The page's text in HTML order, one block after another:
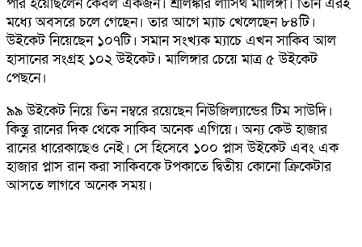
মধ্যে অবসরে চলে গেছেন। তার আগে ম্যাচ খেলেছেন ৮৪টি।
উইকেট নিয়েছেন ১০৭টি। সমান সংখ্যক ম্যাচে এখন সাকিব আল
হাসানের সংগ্রহ ১০২ উইকেট। মালিঙ্গার চেয়ে মাত্র ৫ উইকেট
পেছনে।
৯৯ উইকেট নিয়ে তিন নম্বরে রয়েছেন নিউজিল্যান্ডের টিম সাউদি।
কিন্তু রানের দিক থেকে সাকিব অনেক এগিয়ে। অন্য কেউ হাজার
রানের ধারেকাছেও নেই। সে হিসেবে ১০০ প্লাস উইকেট এবং এক
হাজার প্লাস রান করা সাকিবকে টপকাতে দ্বিতীয় কোনো ক্রিকেটার
আসতে লাগবে অনেক সময়।